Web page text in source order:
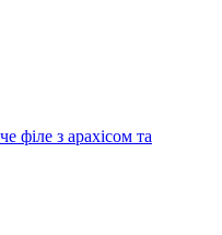
філе з арахісом та